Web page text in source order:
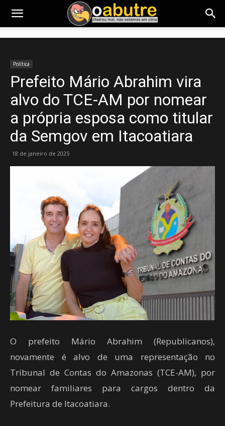
Política
Prefeito Mário Abrahim vira
alvo do TCE-AM por nomear
a própria esposa como titular
da Semgov em Itacoatiara
18 de janeiro de 2025
O prefeito Mário Abrahim (Republicanos),
novamente é alvo de uma representação no
Tribunal de Contas do Amazonas (TCE-AM), por
nomear familiares para cargos dentro da
Prefeitura de Itacoatiara.